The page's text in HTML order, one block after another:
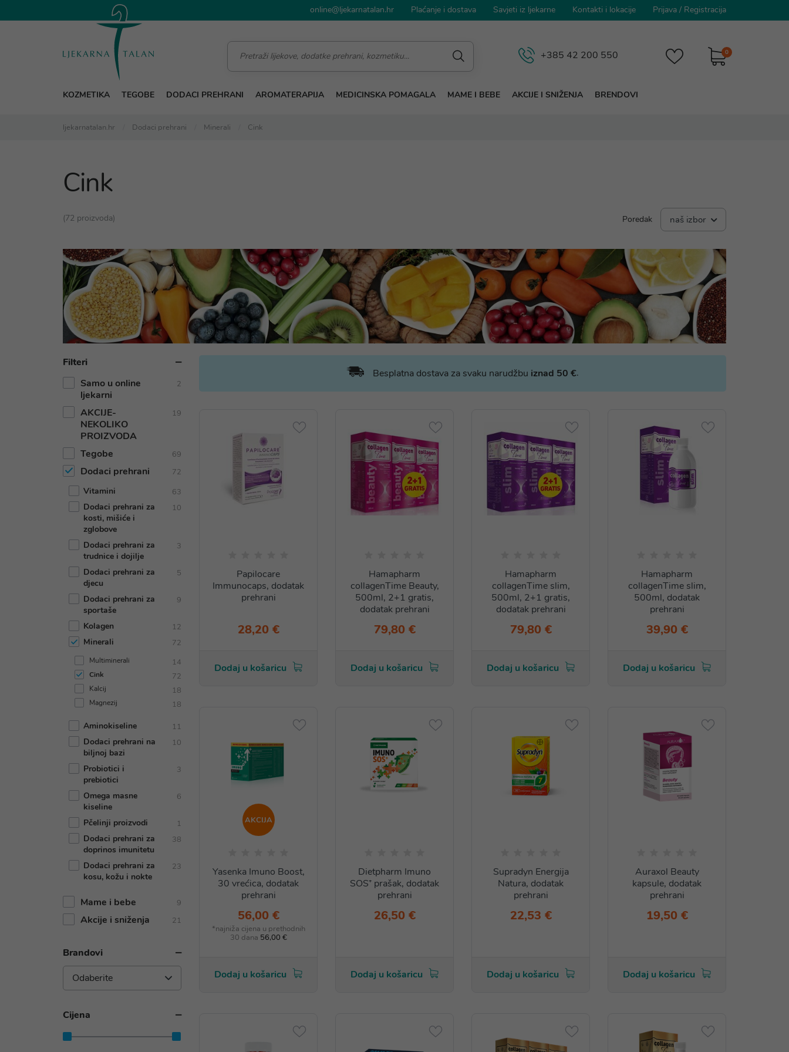
online@ljekarnatalan.hr Plaćanje i dostava Savjeti iz ljekarne Kontakti i lokacije Prijava / Registracija
0
+385 42 200 550
KOZMETIKA TEGOBE DODACI PREHRANI AROMATERAPIJA MEDICINSKA POMAGALA MAME I BEBE AKCIJE I SNIŽENJA BRENDOVI
ljekarnatalan.hr Dodaci prehrani Minerali Cink
Cink
(72 proizvoda) Poredak naš izbor
Filteri
Samo u online
ljekarni
2
AKCIJE-
NEKOLIKO
PROIZVODA
19
Tegobe 69
Dodaci prehrani 72
Vitamini 63
Dodaci prehrani za
kosti, mišiće i
zglobove
10
Dodaci prehrani za
trudnice i dojilje
3
Dodaci prehrani za
djecu
5
Dodaci prehrani za
sportaše
9
Kolagen 12
Minerali 72
Multiminerali 14
Cink 72
Kalcij 18
Magnezij 18
Aminokiseline 11
Dodaci prehrani na
biljnoj bazi
10
Probiotici i
prebiotici
3
Omega masne
kiseline
6
Pčelinji proizvodi 1
Dodaci prehrani za
doprinos imunitetu
38
Dodaci prehrani za
kosu, kožu i nokte
23
Mame i bebe 9
Akcije i sniženja 21
Brandovi
Odaberite
Cijena
Besplatna dostava za svaku narudžbu iznad 50 €.
Papilocare
Immunocaps, dodatak
prehrani
28,20 €
Dodaj u košaricu
Hamapharm
collagenTime Beauty,
500ml, 2+1 gratis,
dodatak prehrani
79,80 €
Dodaj u košaricu
Hamapharm
collagenTime slim,
500ml, 2+1 gratis,
dodatak prehrani
79,80 €
Dodaj u košaricu
Hamapharm
collagenTime slim,
500ml, dodatak
prehrani
39,90 €
Dodaj u košaricu
AKCIJA
Yasenka Imuno Boost,
30 vrećica, dodatak
prehrani
56,00 €
*najniža cijena u prethodnih
30 dana 56,00 €
Dodaj u košaricu
Dietpharm Imuno
SOS⁺ prašak, dodatak
prehrani
26,50 €
Dodaj u košaricu
Supradyn Energija
Natura, dodatak
prehrani
22,53 €
Dodaj u košaricu
Auraxol Beauty
kapsule, dodatak
prehrani
19,50 €
Dodaj u košaricu